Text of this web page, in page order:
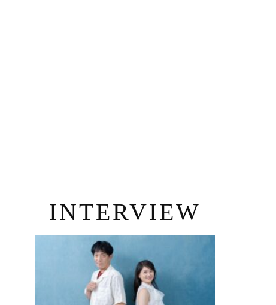
INTERVIEW